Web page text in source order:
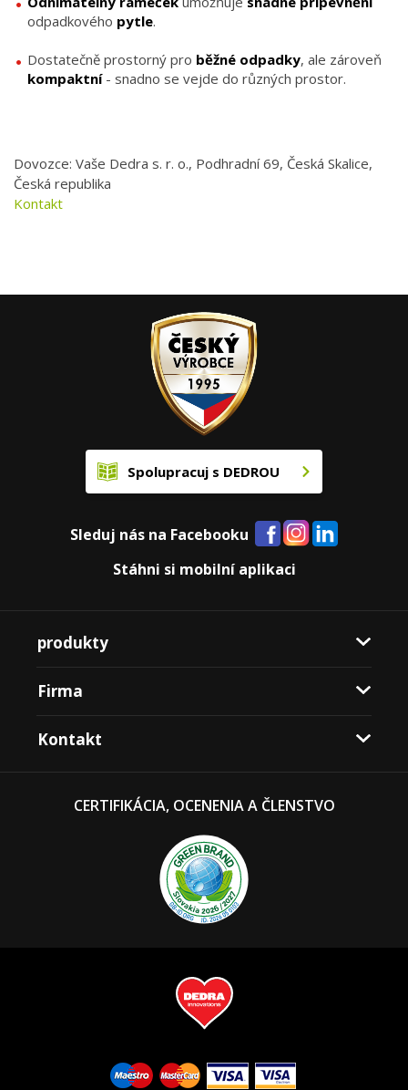
odpadkového pytle.
Dostatečně prostorný pro běžné odpadky, ale zároveň
kompaktní- snadno se vejde do různých prostor.
Dovozce: Vaše Dedra s. r. o., Podhradní 69, Česká Skalice,
Česká republika
Kontakt
Spolupracuj s DEDROU
Sleduj nás na Facebooku
Stáhni si mobilní aplikaci
produkty
Firma
Kontakt
CERTIFIKÁCIA, OCENENIA A ČLENSTVO